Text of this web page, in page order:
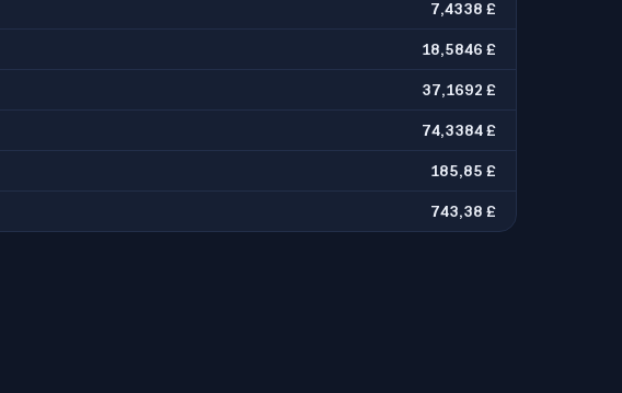
7,4338 £
18,5846 £
37,1692 £
74,3384 £
185,85 £
743,38 £